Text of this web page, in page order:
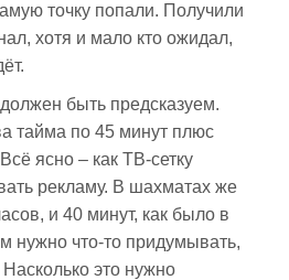
точку попали. Получили
хотя и мало кто ожидал,
быть предсказуем.
тайма по 45 минут плюс
ясно – как ТВ-сетку
рекламу. В шахматах же
и 40 минут, как было в
нужно что-то придумывать,
это нужно